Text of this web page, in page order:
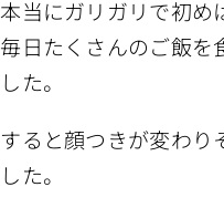
本当にガリガリで初め
毎日たくさんのご飯を
した。
すると顔つきが変わり
した。